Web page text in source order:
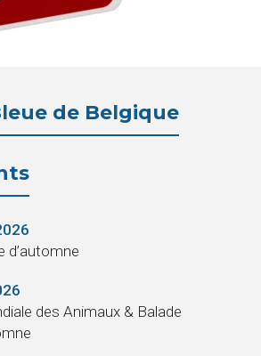
de Belgique
d’automne
des Animaux & Balade